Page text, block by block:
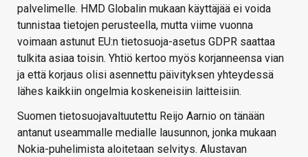
palvelimelle. HMD Globalin mukaan käyttäjää ei voida
tunnistaa tietojen perusteella, mutta viime vuonna
voimaan astunut EU:n tietosuoja-asetus GDPR saattaa
tulkita asiaa toisin. Yhtiö kertoo myös korjanneensa vian
ja että korjaus olisi asennettu päivityksen yhteydessä
lähes kaikkiin ongelmia koskeneisiin laitteisiin.
Suomen tietosuojavaltuutettu Reijo Aarnio on tänään
antanut useammalle medialle lausunnon, jonka mukaan
Nokia-puhelimista aloitetaan selvitys. Alustavan